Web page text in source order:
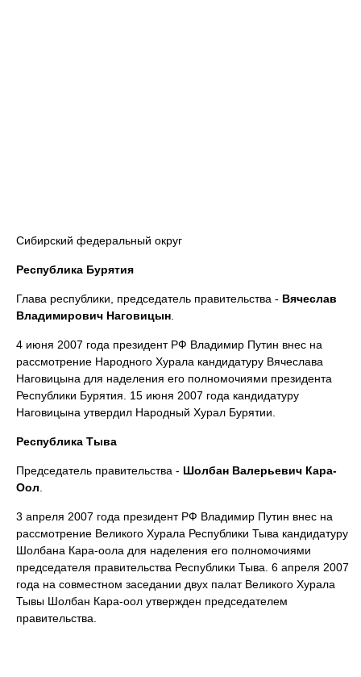
Сибирский федеральный округ
Республика Бурятия
Глава республики, председатель правительства - Вячеслав
Владимирович Наговицын
4 июня 2007 года президент РФ Владимир Путин внес на
рассмотрение Народного Хурала кандидатуру Вячеслава
Наговицына для наделения его полномочиями президента
Республики Бурятия. 15 июня 2007 года кандидатуру
Наговицына утвердил Народный Хурал Бурятии.
Республика Тыва
Председатель правительства - Шолбан Валерьевич Кара-
Оол
3 апреля 2007 года президент РФ Владимир Путин внес на
рассмотрение Великого Хурала Республики Тыва кандидатуру
Шолбана Кара-оола для наделения его полномочиями
председателя правительства Республики Тыва. 6 апреля 2007
года на совместном заседании двух палат Великого Хурала
Тывы Шолбан Кара‑оол утвержден председателем
правительства.